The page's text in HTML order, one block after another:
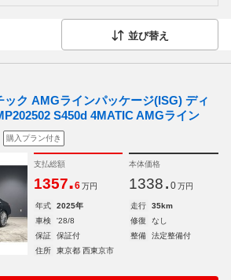
並び替え
ック AMGラインパッケージ(ISG) ディ
S450d 4MATIC AMGライン
購入プラン付き
支払総額
1357.6 万円
本体価格
1338. 0 万円
年式 2025年 走行
35km
車検
'28/8 修復
なし
保証
保証付 整備
法定整備付
住所
東京都 西東京市